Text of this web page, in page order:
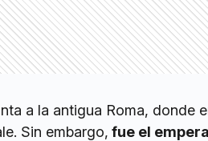
a la antigua Roma, donde
Sin embargo, fue el